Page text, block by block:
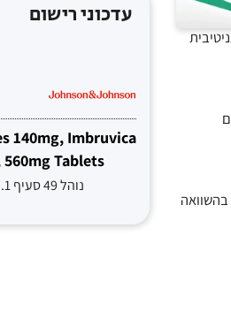
פגיעה קוגניטיבית
קוגניטיבית בינונית או קשה הדגימו סיכוי גבוה פי 2 לתמותה בהשוואה
עדכוני רישום
140mg, Imbruvica
560mg Tablets
נוהל 49 סעיף 3.1, סעיף 3.2.3